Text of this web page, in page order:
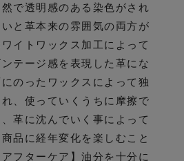
で透明感のある染色がされ
と革本来の雰囲気の両方が
イトワックス加工によって
テージ感を表現した革にな
のったワックスによって独
、使っていくうちに摩擦で
革に沈んでいく事によって
品に経年変化を楽しむこと
フターケア】油分を十分に